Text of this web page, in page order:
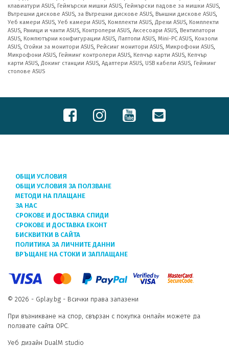
клавиатури ASUS, Геймърски мишки ASUS, Геймърски падове за мишки ASUS,
Вътрешни дискове ASUS, за Вътрешни дискове ASUS, Външни дискове ASUS,
Уеб камери ASUS, Уеб камери ASUS, Комплекти ASUS, Дрехи ASUS, Комплекти
ASUS, Раници и чанти ASUS, Контролери ASUS, Аксесоари ASUS, Вентилатори
ASUS, Компютърни конфигурации ASUS, Лаптопи ASUS, Mini-PC ASUS, Конзоли
ASUS, Стойки за монитори ASUS, Рейсинг монитори ASUS, Микрофони ASUS,
Микрофони ASUS, Гейминг контролери ASUS, Кепчър карти ASUS, Кепчър
карти ASUS, Докинг станции ASUS, Адаптери ASUS, USB кабели ASUS, Гейминг
столове ASUS
ОБЩИ УСЛОВИЯ
ОБЩИ УСЛОВИЯ ЗА ПОЛЗВАНЕ
МЕТОДИ НА ПЛАЩАНЕ
ЗА НАС
СРОКОВЕ И ДОСТАВКА СПИДИ
СРОКОВЕ И ДОСТАВКА ЕКОНТ
БИСКВИТКИ В САЙТА
ПОЛИТИКА ЗА ЛИЧНИТЕ ДАННИ
ВРЪЩАНЕ НА СТОКИ И ЗАПЛАЩАНЕ
© 2026 - Gplay.bg - Всички права запазени
При възникване на спор, свързан с покупка онлайн можете да
ползвате сайта ОРС.
Уеб дизайн DualM studio